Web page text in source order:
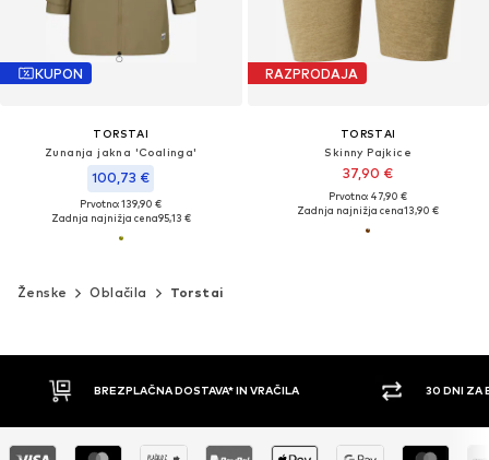
KUPON
TORSTAI
Zunanja jakna 'Coalinga'
100,73 €
Prvotno: 139,90 €
Zadnja najnižja cena95,13 €
RAZPRODAJA
TORSTAI
Skinny Pajkice
37,90 €
Prvotno: 47,90 €
Zadnja najnižja cena13,90 €
Ženske Oblačila Torstai
BREZPLAČNA DOSTAVA* IN VRAČILA 30 DNI ZA